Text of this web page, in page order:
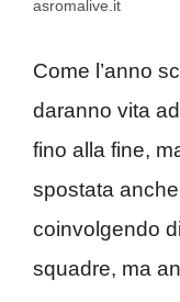
asromalive.it
Come l’anno
daranno vita
fino alla fine,
spostata
coinvolgendo
squadre, ma